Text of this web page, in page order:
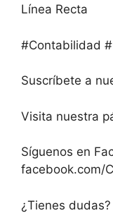
Línea Recta
#Contabilidad
Suscríbete a
Visita nuestra
Síguenos en
facebook.com/
¿Tienes